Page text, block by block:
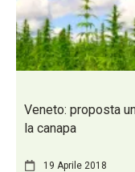
Veneto: proposta
la canapa
19 Aprile 2018